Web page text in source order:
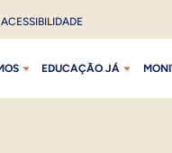
ACESSIBILIDADE
EDUCAÇÃO JÁ